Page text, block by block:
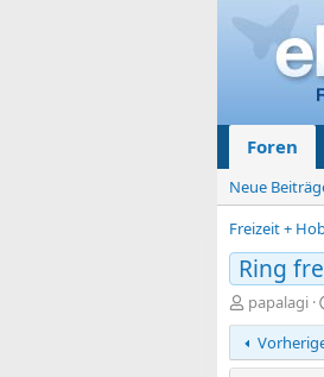
Foren
Neue
Freizeit +
Ring
E
r
s
t
papalagi